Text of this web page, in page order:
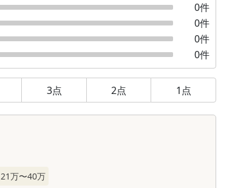
0件
0件
0件
0件
3点 2点 1 点
21万〜40万